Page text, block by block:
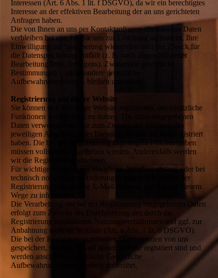
Interessen (Art. 6 Abs. 1 lit. f DSGVO), da wir ein berechtigtes
Interesse an der effektiven Bearbeitung der an uns gerichteten
Anfragen haben.
Die von Ihnen an uns per Kontaktanfragen übersandten Daten
verbleiben bei uns, bis Sie uns zur Löschung auffordern, Ihre
Einwilligung zur Speicherung widerrufen oder der Zweck für
die Datenspeicherung entfällt (z. B. nach abgeschlossener
Bearbeitung Ihres Anliegens). Zwingende gesetzliche
Bestimmungen – insbesondere gesetzliche
Aufbewahrungsfristen – bleiben unberührt.
Registrierung auf dieser Website
Sie können sich auf dieser Website registrieren, um zusätzliche
Funktionen auf der Seite zu nutzen. Die dazu eingegebenen
Daten verwenden wir nur zum Zwecke der Nutzung des
jeweiligen Angebotes oder Dienstes, für den Sie sich registriert
haben. Die bei der Registrierung abgefragten Pflichtangaben
müssen vollständig angegeben werden. Anderenfalls werden
wir die Registrierung ablehnen.
Für wichtige Änderungen etwa beim Angebotsumfang oder bei
technisch notwendigen Änderungen nutzen wir die bei der
Registrierung angegebene E-Mail-Adresse, um Sie auf diesem
Wege zu informieren.
Die Verarbeitung der bei der Registrierung eingegebenen Daten
erfolgt zum Zwecke der Durchführung des durch die
Registrierung begründeten Nutzungsverhältnisses und ggf. zur
Anbahnung weiterer Verträge (Art. 6 Abs. 1 lit. b DSGVO).
Die bei der Registrierung erfassten Daten werden von uns
gespeichert, solange Sie auf dieser Website registriert sind und
werden anschließend gelöscht. Gesetzliche
Aufbewahrungsfristen bleiben unberührt.